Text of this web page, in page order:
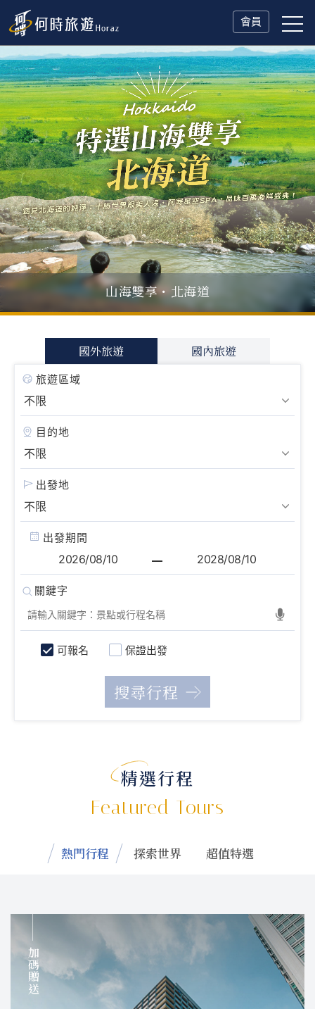
會員
瑞士鐵道．2027 深度之旅
一人旅行Solo Travel山海雙享・北海道
國外旅遊 國內旅遊
旅遊區域
目的地
出發地
出發期間
可報名 保證出發
精選行程
Featured Tours
熱門行程 探索世界 超值特選
加碼贈送